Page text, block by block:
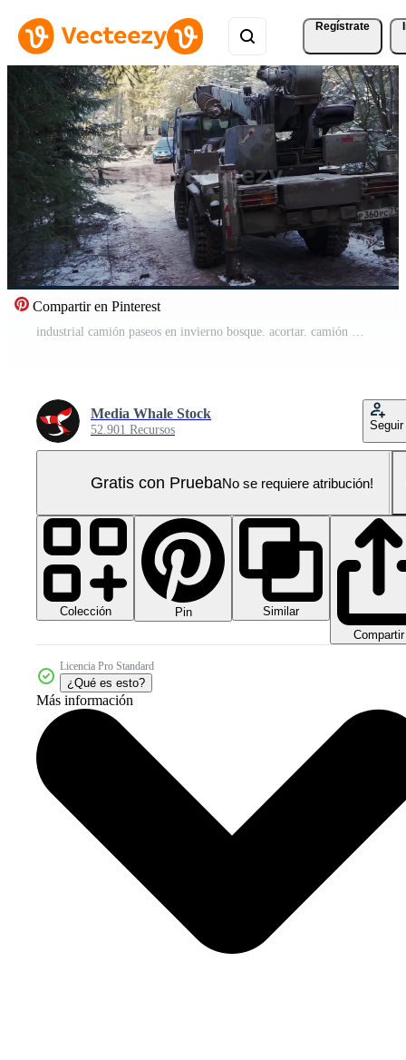
Regístrate
Compartir en Pinterest
industrial camión paseos en invierno bosque. acortar. camión unidades a lo largo bosque la carretera con nieve. camión con grua o maquinaria es de viaje en bosque parte Vídeo Pro
Media Whale Stock
52.901 Recursos Seguir
Gratis con PruebaNo se requiere atribución!
Colección Pin
Similar
Compartir
Licencia Pro Standard
¿Qué es esto?
Más información